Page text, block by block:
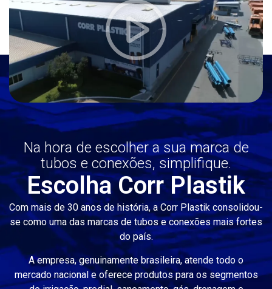
Na hora de escolher a sua marca de
tubos e conexões, simplifique.
Escolha Corr Plastik
Com mais de 30 anos de história, a Corr Plastik consolidou-
se como uma das marcas de tubos e conexões mais fortes
do país.
A empresa, genuinamente brasileira, atende todo o
mercado nacional e oferece produtos para os segmentos